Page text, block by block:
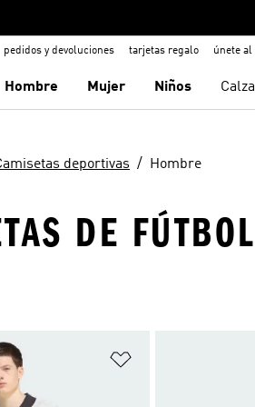
pedidos y devoluciones tarjetas regalo únete al
Hombre Mujer Niños
deportivas Hombre
DE
Añadir a la lista